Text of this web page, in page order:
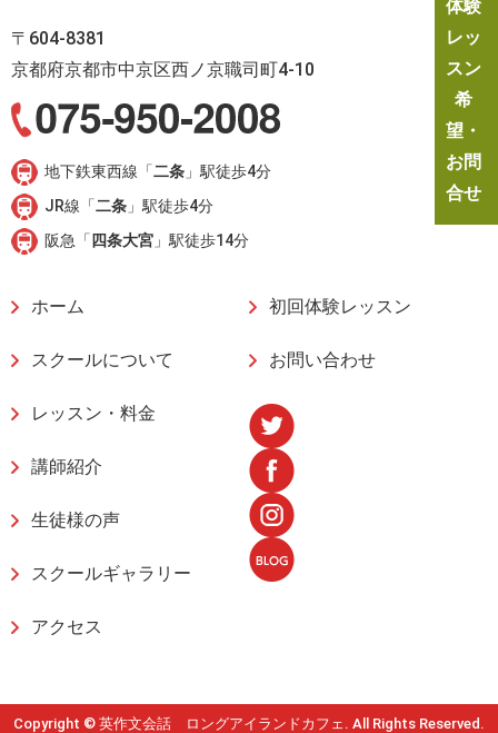
〒604-8381
京都府京都市中京区西ノ京職司町4-10
地下鉄東西線「二条 」駅徒歩4分
JR線「二条 」駅徒歩4分
阪急「 四条大宮 」駅徒歩14分
ホーム
スクールについて
レッスン・料金
講師紹介
生徒様の声
スクールギャラリー
アクセス
初回体験レッスン
お問い合わせ
体験
レッ
スン
希
望・
お問
合せ
Copyright © 英作文会話 ロングアイランドカフェ. All Rights Reserved.